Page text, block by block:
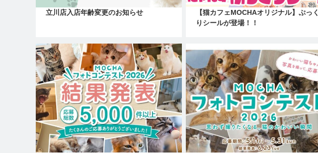
立川店入店年齢変更のお知らせ
【猫カフェMOCHAオリジナル】ぷっく
りシールが登場！！